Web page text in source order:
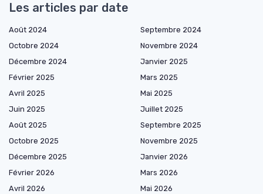
Les articles par date
Août 2024
Septembre 2024
Octobre 2024
Novembre 2024
Décembre 2024
Janvier 2025
Février 2025
Mars 2025
Avril 2025
Mai 2025
Juin 2025
Juillet 2025
Août 2025
Septembre 2025
Octobre 2025
Novembre 2025
Décembre 2025
Janvier 2026
Février 2026
Mars 2026
Avril 2026
Mai 2026